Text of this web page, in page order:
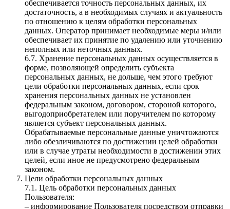
обеспечивается точность персональных данных, их
достаточность, а в необходимых случаях и актуальность
по отношению к целям обработки персональных
данных. Оператор принимает необходимые меры и/или
обеспечивает их принятие по удалению или уточнению
неполных или неточных данных.
6.7. Хранение персональных данных осуществляется в
форме, позволяющей определить субъекта
персональных данных, не дольше, чем этого требуют
цели обработки персональных данных, если срок
хранения персональных данных не установлен
федеральным законом, договором, стороной которого,
выгодоприобретателем или поручителем по которому
является субъект персональных данных.
Обрабатываемые персональные данные уничтожаются
либо обезличиваются по достижении целей обработки
или в случае утраты необходимости в достижении этих
целей, если иное не предусмотрено федеральным
законом.
Цели обработки персональных данных
7.1. Цель обработки персональных данных
Пользователя:
– информирование Пользователя посредством отправки